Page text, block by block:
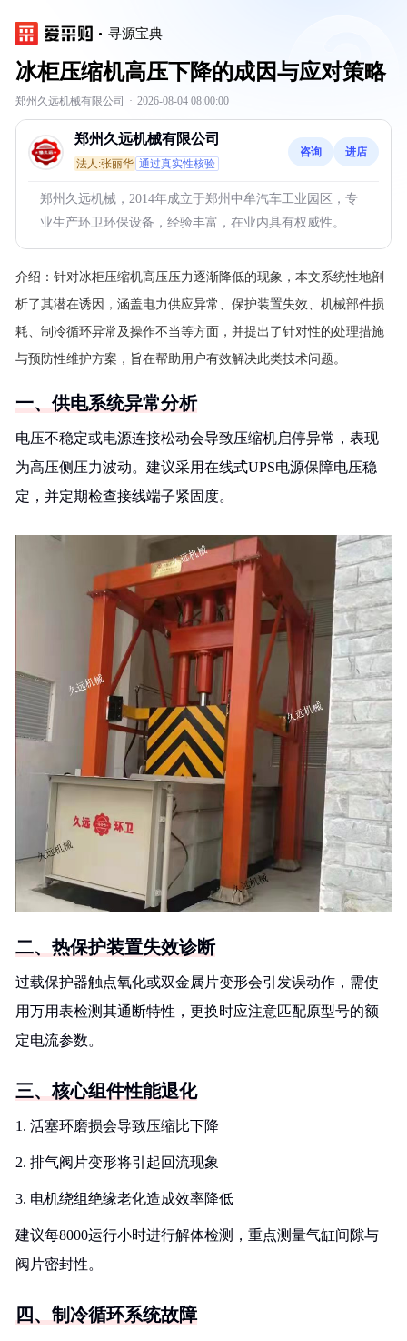
寻源宝典
冰柜压缩机高压下降的成因与应对策略
郑州久远机械有限公司 · 2026-08-04 08:00:00
郑州久远机械有限公司
法人:张丽华 通过真实性核验
咨询 进店
郑州久远机械，2014年成立于郑州中牟汽车工业园区，专
业生产环卫环保设备，经验丰富，在业内具有权威性。
介绍： 针对冰柜压缩机高压压力逐渐降低的现象，本文系统性地剖
析了其潜在诱因，涵盖电力供应异常、保护装置失效、机械部件损
耗、制冷循环异常及操作不当等方面，并提出了针对性的处理措施
与预防性维护方案，旨在帮助用户有效解决此类技术问题。
一、供电系统异常分析
电压不稳定或电源连接松动会导致压缩机启停异常，表现
为高压侧压力波动。建议采用在线式UPS电源保障电压稳
定，并定期检查接线端子紧固度。
二、热保护装置失效诊断
过载保护器触点氧化或双金属片变形会引发误动作，需使
用万用表检测其通断特性，更换时应注意匹配原型号的额
定电流参数。
三、核心组件性能退化
1. 活塞环磨损会导致压缩比下降
2. 排气阀片变形将引起回流现象
3. 电机绕组绝缘老化造成效率降低
建议每8000运行小时进行解体检测，重点测量气缸间隙与
阀片密封性。
四、制冷循环系统故障